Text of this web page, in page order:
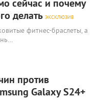
сейчас и почему
делать ЭКСКЛЮЗИВ
фитнес-браслеты, а
против
Galaxy S24+